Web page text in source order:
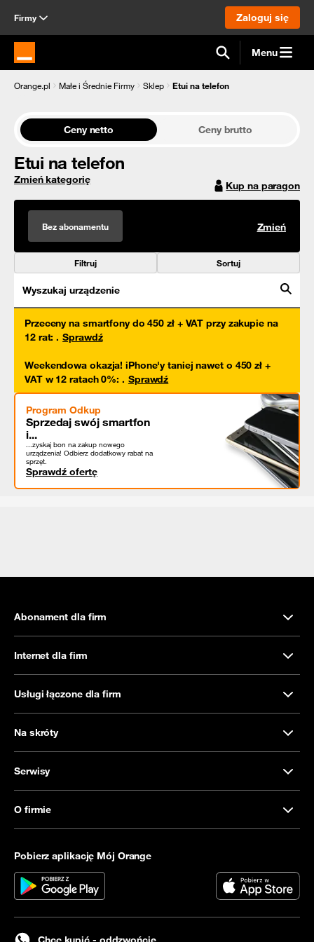
Firmy Zaloguj się
Strona główna Orange.pl Menu
Orange.pl Małe i Średnie Firmy Sklep Etui na telefon
Ceny netto Ceny brutto
Etui na telefon
Zmień kategorię Kup na paragon
Bez abonamentu Zmień
Filtruj Sortuj
Wyszukaj urządzenie
Przeceny na smartfony do 450 zł + VAT przy zakupie na
12 rat: . Sprawdź
Weekendowa okazja! iPhone'y taniej nawet o 450 zł +
VAT w 12 ratach 0%: . Sprawdź
Program Odkup
Sprzedaj swój smartfon
i...
...zyskaj bon na zakup nowego
urządzenia! Odbierz dodatkowy rabat na
sprzęt.
Sprawdź ofertę
Abonament dla firm
Internet dla firm
Usługi łączone dla firm
Na skróty
Serwisy
O firmie
Pobierz aplikację Mój Orange